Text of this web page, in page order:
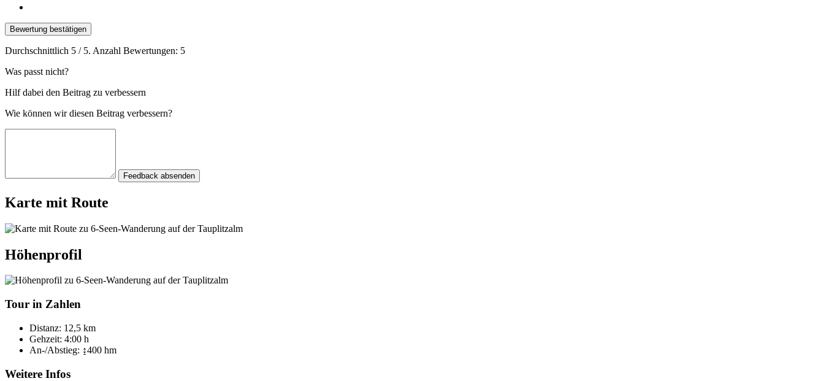
Bewertung bestätigen
Durchschnittlich 5 / 5. Anzahl Bewertungen: 5
Was passt nicht?
Hilf dabei den Beitrag zu verbessern
Wie können wir diesen Beitrag verbessern?
Feedback absenden
Karte mit Route
Höhenprofil
Tour in Zahlen
Distanz: 12,5 km
Gehzeit: 4:00 h
An-/Abstieg: ↨400 hm
Weitere Infos